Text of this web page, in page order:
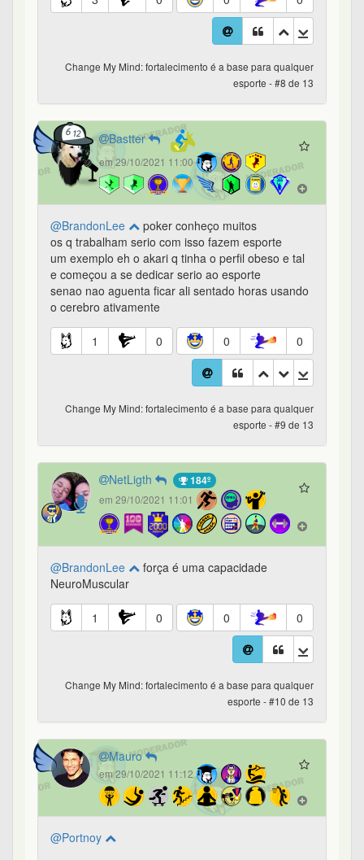
Change My Mind: fortalecimento é a base para qualquer
esporte - #8 de 13
Bastter
em 29/10/2021 11:00
@BrandonLee
poker conheço muitos
os q trabalham serio com isso fazem esporte
um exemplo eh o akari q tinha o perfil obeso e tal
e começou a se dedicar serio ao esporte
senao nao aguenta ficar ali sentado horas usando
o cerebro ativamente
1 0 0 0
Change My Mind: fortalecimento é a base para qualquer
esporte - #9 de 13
NetLigth 184º
em 29/10/2021 11:01
@BrandonLee
força é uma capacidade
NeuroMuscular
1 0 0 0
Change My Mind: fortalecimento é a base para qualquer
esporte - #10 de 13
Mauro
em 29/10/2021 11:12
@Portnoy